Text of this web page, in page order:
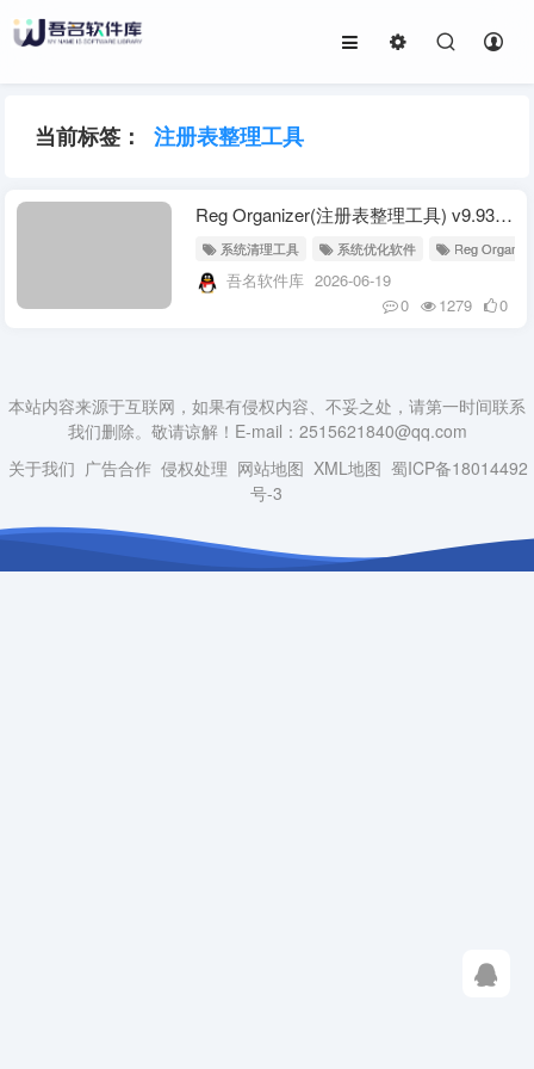
当前标签： 注册表整理工具
Reg Organizer(注册表整理工具) v9.93 多语便携版
系统清理工具 系统优化软件 Reg
吾名软件库 2026-06-19
0
1279 0
本站内容来源于互联网，如果有侵权内容、不妥之处，请第一时间联系
我们删除。敬请谅解！E-mail：2515621840@qq.com
关于我们 广告合作 侵权处理 网站地图 XML地图 蜀ICP备18014492
号-3